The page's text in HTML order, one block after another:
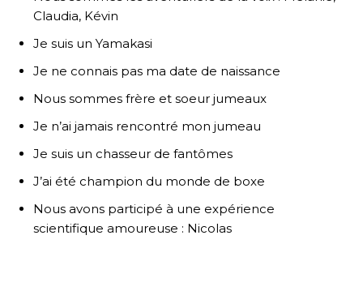
Claudia, Kévin
Je suis un Yamakasi
Je ne connais pas ma date de naissance
Nous sommes frère et soeur jumeaux
Je n’ai jamais rencontré mon jumeau
Je suis un chasseur de fantômes
J’ai été champion du monde de boxe
Nous avons participé à une expérience
scientifique amoureuse : Nicolas